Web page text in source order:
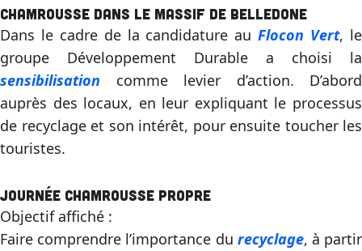
Chamrousse dans le massif de Belledone
Dans le cadre de la candidature auFlocon Vert, le
groupe Développement Durable a choisi la
sensibilisation comme levier d’action. D’abord
auprès des locaux, en leur expliquant le processus
de recyclage et son intérêt, pour ensuite toucher les
touristes.
Journée Chamrousse Propre
Objectif affiché :
Faire comprendre l’importance du recyclage, à partir